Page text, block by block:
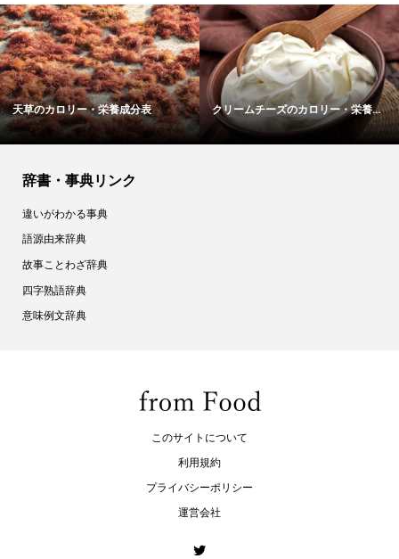
天草のカロリー・栄養成分表 クリームチーズのカロリー・栄養...
辞書・事典リンク
違いがわかる事典
語源由来辞典
故事ことわざ辞典
四字熟語辞典
意味例文辞典
このサイトについて
利用規約
プライバシーポリシー
運営会社